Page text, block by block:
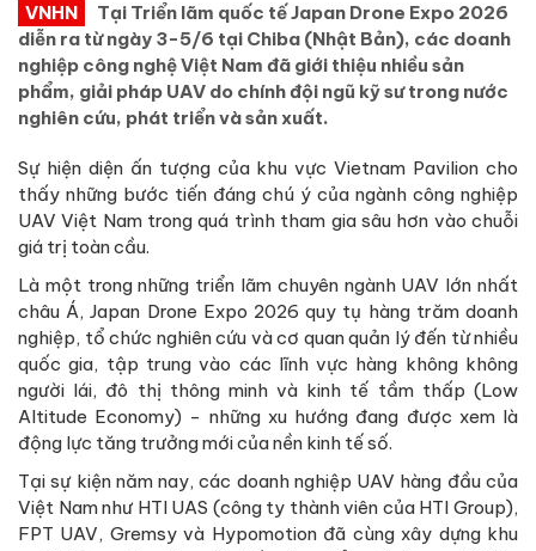
VNHN
Tại Triển lãm quốc tế Japan Drone Expo 2026
diễn ra từ ngày 3-5/6 tại Chiba (Nhật Bản), các doanh
nghiệp công nghệ Việt Nam đã giới thiệu nhiều sản
phẩm, giải pháp UAV do chính đội ngũ kỹ sư trong nước
nghiên cứu, phát triển và sản xuất.
Sự hiện diện ấn tượng của khu vực Vietnam Pavilion cho
thấy những bước tiến đáng chú ý của ngành công nghiệp
UAV Việt Nam trong quá trình tham gia sâu hơn vào chuỗi
giá trị toàn cầu.
Là một trong những triển lãm chuyên ngành UAV lớn nhất
châu Á, Japan Drone Expo 2026 quy tụ hàng trăm doanh
nghiệp, tổ chức nghiên cứu và cơ quan quản lý đến từ nhiều
quốc gia, tập trung vào các lĩnh vực hàng không không
người lái, đô thị thông minh và kinh tế tầm thấp (Low
Altitude Economy) - những xu hướng đang được xem là
động lực tăng trưởng mới của nền kinh tế số.
Tại sự kiện năm nay, các doanh nghiệp UAV hàng đầu của
Việt Nam như HTI UAS (công ty thành viên của HTI Group),
FPT UAV, Gremsy và Hypomotion đã cùng xây dựng khu